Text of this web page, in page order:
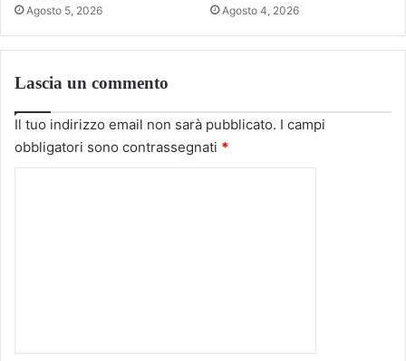
Agosto 5, 2026 Agosto 4, 2026
Lascia un commento
Il tuo indirizzo email non sarà pubblicato. I campi
obbligatori sono contrassegnati *